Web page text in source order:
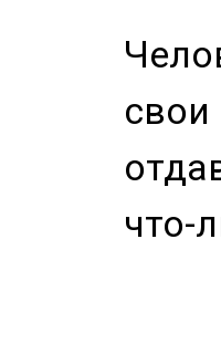
что-